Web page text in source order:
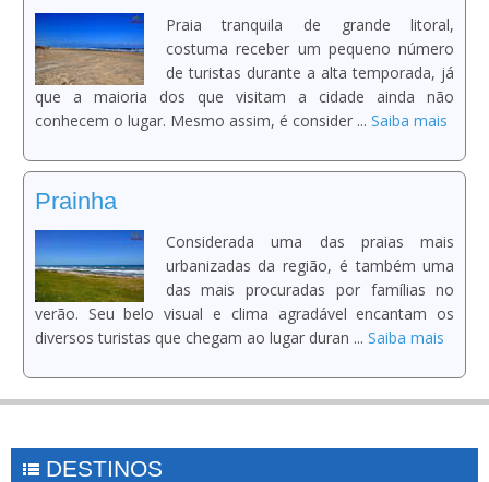
Praia tranquila de grande litoral,
costuma receber um pequeno número
de turistas durante a alta temporada, já
que a maioria dos que visitam a cidade ainda não
conhecem o lugar. Mesmo assim, é consider ... Saiba mais
Prainha
Considerada uma das praias mais
urbanizadas da região, é também uma
das mais procuradas por famílias no
verão. Seu belo visual e clima agradável encantam os
diversos turistas que chegam ao lugar duran ... Saiba mais
DESTINOS